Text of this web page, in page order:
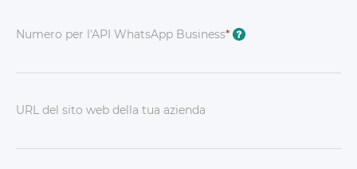
Numero per l'API WhatsApp Business* ?
URL del sito web della tua azienda